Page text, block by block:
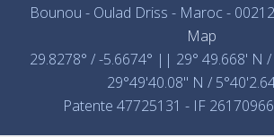
Bounou - Oulad Driss - Maroc -
Map
29.8278° / -5.6674° || 29° 49.668' N
29°49'40.08" N /
Patente 47725131 - IF